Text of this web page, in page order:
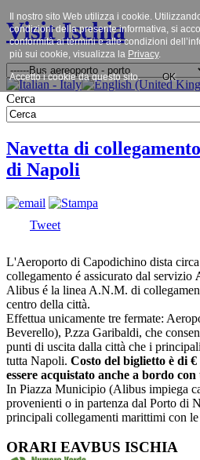
Visit Ischia
Cerca
Navetta di
di Napoli
Tweet
L'Aeroporto di Capodichino dista
collegamento é assicurato dal servizio
Alibus é la linea A.N.M. di
centro della città.
Effettua unicamente tre fermate:
Beverello), P.zza Garibaldi, che
punti di uscita dalla città che i
tutta Napoli. Costo del biglietto è di €
essere acquistato anche a bordo
In Piazza Municipio (Alibus impiega
provenienti o in partenza dal Porto di
principali collegamenti marittimi con le
ORARI EAVBUS ISCHIA
Il nostro sito Web utilizza i cookie.
condizioni della presente informativa, si
conformità ai termini e alle condizioni
più sui cookie, visualizza la Privacy.
Accetto i cookie da questo sito. OK